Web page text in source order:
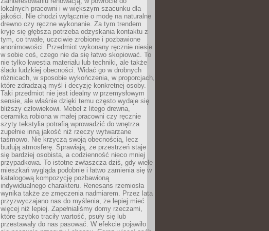
lokalnych pracowni i w większym szacunku dla
jakości. Nie chodzi wyłącznie o modę na naturalne
drewno czy ręczne wykonanie. Za tym trendem
kryje się głębsza potrzeba odzyskania kontaktu z
tym, co trwałe, uczciwie zrobione i pozbawione
anonimowości. Przedmiot wykonany ręcznie niesie
w sobie coś, czego nie da się łatwo skopiować. To
nie tylko kwestia materiału lub techniki, ale także
śladu ludzkiej obecności. Widać go w drobnych
różnicach, w sposobie wykończenia, w proporcjach,
które zdradzają myśl i decyzję konkretnej osoby.
Taki przedmiot nie jest idealny w przemysłowym
sensie, ale właśnie dzięki temu często wydaje się
bliższy człowiekowi. Mebel z litego drewna,
ceramika robiona w małej pracowni czy ręcznie
szyty tekstylia potrafią wprowadzić do wnętrza
zupełnie inną jakość niż rzeczy wytwarzane
taśmowo. Nie krzyczą swoją obecnością, lecz
budują atmosferę. Sprawiają, że przestrzeń staje
się bardziej osobista, a codzienność nieco mniej
przypadkowa. To istotne zwłaszcza dziś, gdy wiele
mieszkań wygląda podobnie i łatwo zamienia się w
katalogową kompozycję pozbawioną
indywidualnego charakteru. Renesans rzemiosła
wynika także ze zmęczenia nadmiarem. Przez lata
przyzwyczajano nas do myślenia, że lepiej mieć
więcej niż lepiej. Zapełnialiśmy domy rzeczami,
które szybko traciły wartość, psuły się lub
przestawały do nas pasować. W efekcie pojawiło